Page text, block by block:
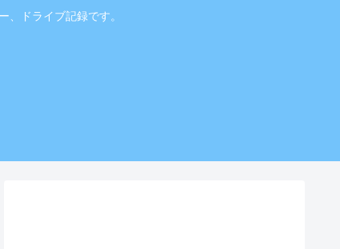
ドライブ記録です。